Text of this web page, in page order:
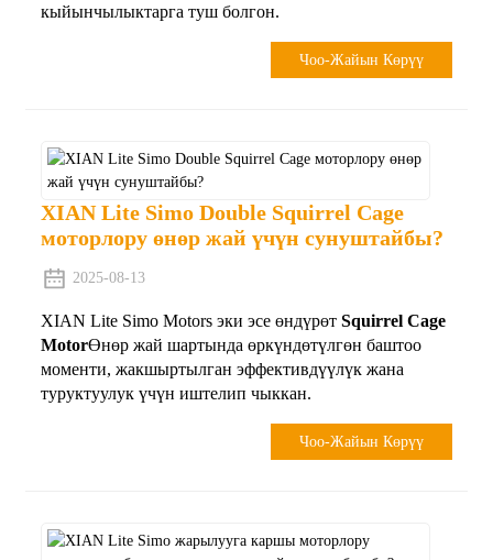
кыйынчылыктарга туш болгон.
Чоо-Жайын Көрүү
XIAN Lite Simo Double Squirrel Cage
моторлору өнөр жай үчүн сунуштайбы?
2025-08-13
XIAN Lite Simo Motors эки эсе өндүрөт Squirrel Cage
MotorӨнөр жай шартында өркүндөтүлгөн баштоо
моменти, жакшыртылган эффективдүүлүк жана
туруктуулук үчүн иштелип чыккан.
Чоо-Жайын Көрүү